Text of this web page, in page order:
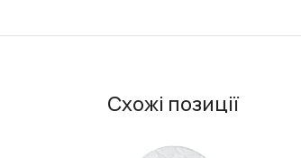
Схожі позиції